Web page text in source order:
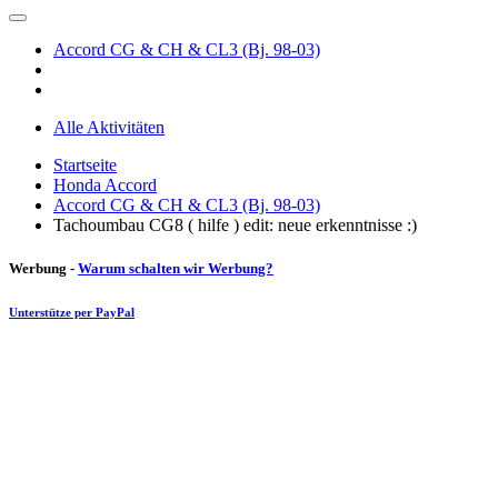
Accord CG & CH & CL3 (Bj. 98-03)
Alle Aktivitäten
Startseite
Honda Accord
Accord CG & CH & CL3 (Bj. 98-03)
Tachoumbau CG8 ( hilfe ) edit: neue erkenntnisse :)
Werbung - Warum schalten wir Werbung?
Unterstütze per PayPal